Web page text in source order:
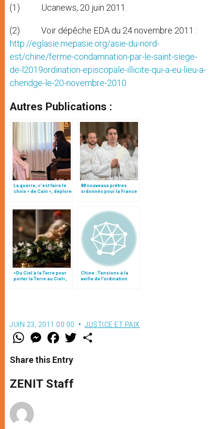
(1) Ucanews, 20 juin 2011.
(2) Voir dépêche EDA du 24 novembre 2011 :
http://eglasie.mepasie.org/asie-du-nord-
est/chine/ferme-condamnation-par-le-saint-siege-
de-l2019ordination-episcopale-illicite-qui-a-eu-lieu-a-
chendge-le-20-novembre-2010
Autres Publications :
La guerre, c’est faire le
choix « de Caïn », déplore
88 nouveaux prêtres
ordonnés pour la France
«Du Ciel à la Terre pour
porter la Terre au Ciel»,
Chine : Tensions à la
veille de l’ordination
JUIN 23, 2011 00:00 JUSTICE ET PAIX
W
t
s
p
p
M
e
s
e
g
e
F
a
e
b
o
k
w
Share this Entry
ZENIT Staff